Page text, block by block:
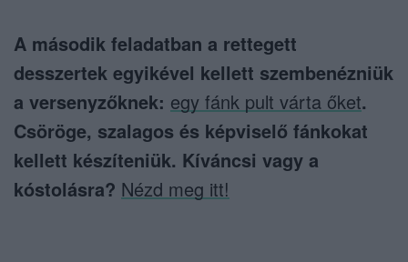
A második feladatban a rettegett
desszertek egyikével kellett szembenézniük
a versenyzőknek: egy fánk pult várta őket.
Csöröge, szalagos és képviselő fánkokat
kellett készíteniük. Kíváncsi vagy a
kóstolásra? Nézd meg itt!